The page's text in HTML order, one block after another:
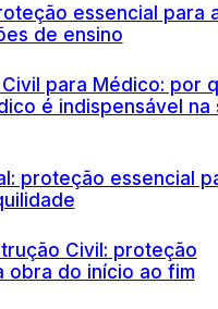
essencial para
de ensino
para Médico: por
é indispensável na
proteção essencial
Civil: proteção
obra do início ao fim